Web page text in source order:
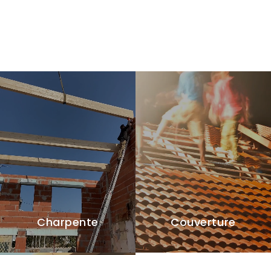
Charpente Couverture